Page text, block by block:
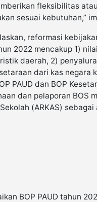
fleksibilitas
sesuai kebutuhan,”
reformasi
2022 mencakup 1)
daerah, 2)
dari kas negara
PAUD dan BOP
dan pelaporan BOS
(ARKAS)
BOP PAUD tahun